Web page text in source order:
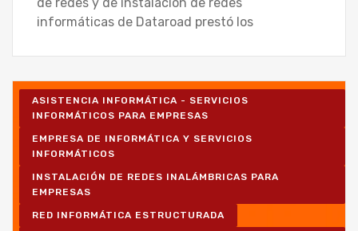
informáticas de Dataroad prestó los
ASISTENCIA INFORMÁTICA - SERVICIOS
INFORMÁTICOS PARA EMPRESAS
EMPRESA DE INFORMÁTICA Y SERVICIOS
INFORMÁTICOS
INSTALACIÓN DE REDES INALÁMBRICAS PARA
EMPRESAS
RED INFORMÁTICA ESTRUCTURADA